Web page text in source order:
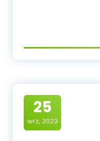
25
wrz, 2023